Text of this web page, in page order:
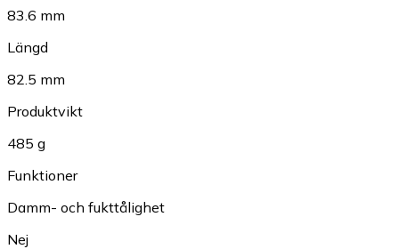
83.6 mm
Längd
82.5 mm
Produktvikt
485 g
Funktioner
Damm- och fukttålighet
Nej